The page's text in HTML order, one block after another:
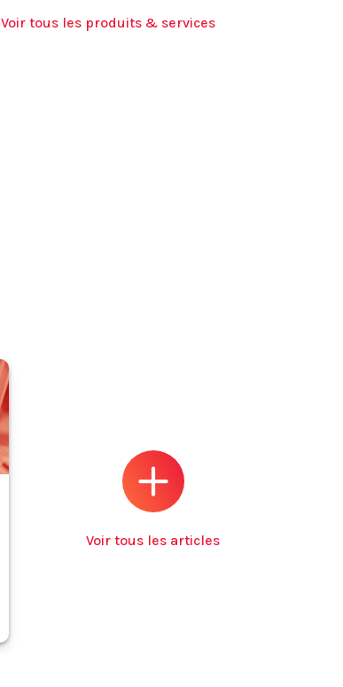
Voir tous les produits & services
Voir tous les articles